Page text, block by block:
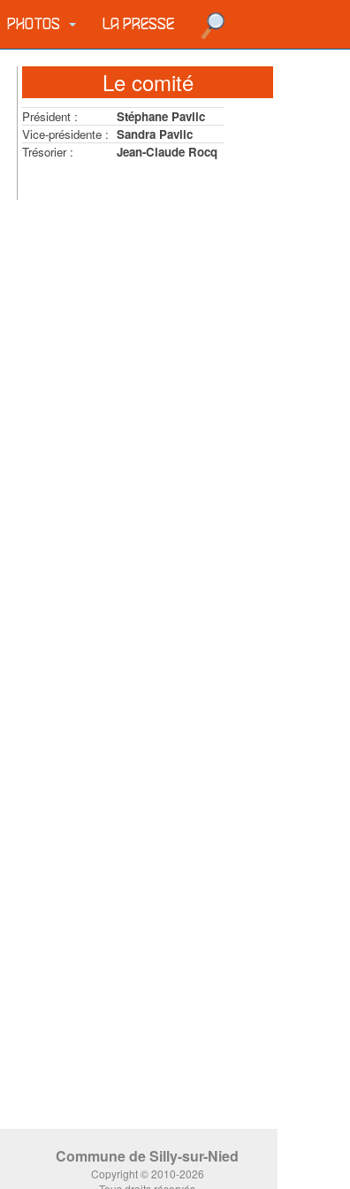
PHOTOS LA PRESSE
Le comité
Président :
Stéphane Pavlic
Vice-présidente : Sandra Pavlic
Trésorier :
Jean-Claude Rocq
Commune de Silly-sur-Nied
Copyright © 2010-2026